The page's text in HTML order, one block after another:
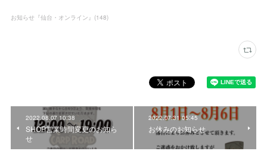
お知らせ『仙台・オンライン』 (148)
2022.08.07 10:38
SHOP営業時間変更のお知ら
せ
2022.07.31 05:45
お休みのお知らせ